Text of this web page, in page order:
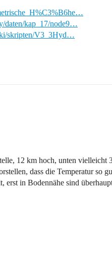
daten/kap_17/node9…
skripten/V3_3Hyd…
12 km hoch, unten vielleicht
dass die Temperatur so
erst in Bodennähe sind